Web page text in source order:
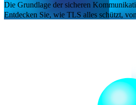
Die Grundlage der sicheren
Entdecken Sie, wie TLS alles schützt,